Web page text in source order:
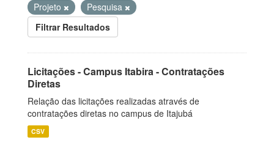
Projeto
Pesquisa
Filtrar Resultados
Licitações - Campus Itabira - Contratações
Diretas
Relação das licitações realizadas através de
contratações diretas no campus de Itajubá
CSV